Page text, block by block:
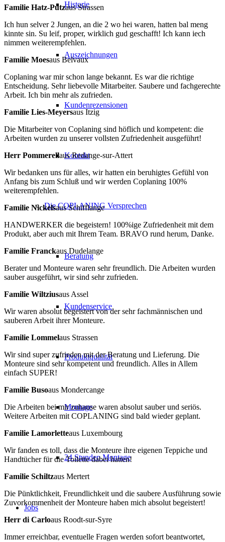
Historie
Auszeichnungen
Kundenrezensionen
Kontakt
Die COPLANING Versprechen
Beratung
Kundenservice
Produktqualität
Montage
24 Stunden Montage
Jobs
Familie Hatz-Putzaus Strassen
Ich hun selver 2 Jungen, an die 2 wo hei waren, hatten bal meng
kinnte sin. Su leif, proper, wirklich gud geschafft! Ich kann iech
nimmen weiterempfehlen.
Familie Moesaus Belvaux
Coplaning war mir schon lange bekannt. Es war die richtige
Entscheidung. Sehr liebevolle Mitarbeiter. Saubere und fachgerechte
Arbeit. Ich bin mehr als zufrieden.
Familie Lies-Meyersaus Itzig
Die Mitarbeiter von Coplaning sind höflich und kompetent: die
Arbeiten wurden zu unserer vollsten Zufriedenheit ausgeführt!
Herr Pommerellaus Redange-sur-Attert
Wir bedanken uns für alles, wir hatten ein beruhigtes Gefühl von
Anfang bis zum Schluß und wir werden Coplaning 100%
weiterempfehlen.
Familie Nickelsaus Schifflange
HANDWERKER die begeistern! 100%ige Zufriedenheit mit dem
Produkt, aber auch mit Ihrem Team. BRAVO rund herum, Danke.
Familie Franckaus Dudelange
Berater und Monteure waren sehr freundlich. Die Arbeiten wurden
sauber ausgeführt, wir sind sehr zufrieden.
Familie Wiltziusaus Assel
Wir waren absolut begeistert von der sehr fachmännischen und
sauberen Arbeit ihrer Monteure.
Familie Lommelaus Strassen
Wir sind super zufrieden mit der Beratung und Lieferung. Die
Monteure sind sehr kompetent und freundlich. Alles in Allem
einfach SUPER!
Familie Busoaus Mondercange
Die Arbeiten bei mir zuhause waren absolut sauber und seriös.
Weitere Arbeiten mit COPLANING sind bald wieder geplant.
Familie Lamorletteaus Luxembourg
Wir fanden es toll, dass die Monteure ihre eigenen Teppiche und
Handtücher für die Toilette dabei hatten!
Familie Schiltzaus Mertert
Die Pünktlichkeit, Freundlichkeit und die saubere Ausführung sowie
Zuvorkommenheit der Monteure haben mich absolut begeistert!
Herr di Carloaus Roodt-sur-Syre
Immer erreichbar, eventuelle Fragen werden sofort beantwortet,